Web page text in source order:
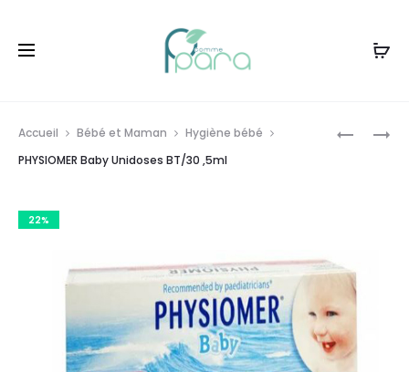
LUXEOL
Accueil Bébé et Maman
Hygiène bébé
PHYSIOMER Baby Unidoses BT/30 ,5ml
22%